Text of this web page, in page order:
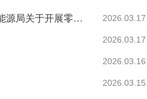
国家发展改革委工业和信息化部国家能源局关于开展零碳园区建设的通知 2026.03.17
2026.03.17
2026.03.16
2026.03.15